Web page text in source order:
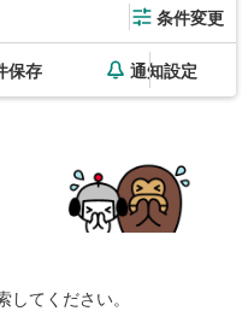
条件変更
保存 通知設定
てください。